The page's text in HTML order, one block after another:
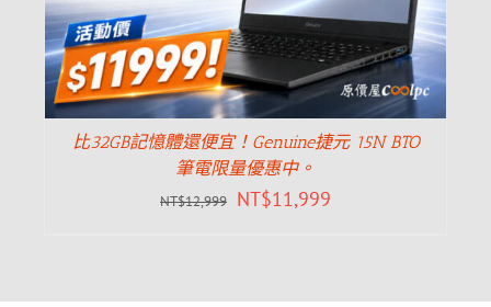
比32GB記憶體還便宜！Genuine捷元 15N BTO
筆電限量優惠中。
NT$12,999 NT$11,999